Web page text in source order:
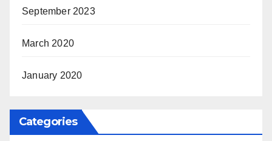
September 2023
March 2020
January 2020
Categories